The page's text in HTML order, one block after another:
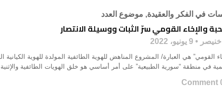
في الفكر والعقيدة, موضوع العدد
والإخاء القومي سرّ الثبات ووسيلة الانتصار
9 يونيو، 2022
القومي” هي العبارة/ المشروع المناهض للهوية الطائفية المولدة للهوية
في منطقة “سورية الطبيعية” على أمر أساسي هو خلق الهويات الطائفية
0